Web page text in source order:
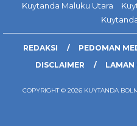
Kuytanda Maluku Utara
REDAKSI PEDOMAN
DISCLAIMER
LAMAN
COPYRIGHT © 2026 KUYTANDA